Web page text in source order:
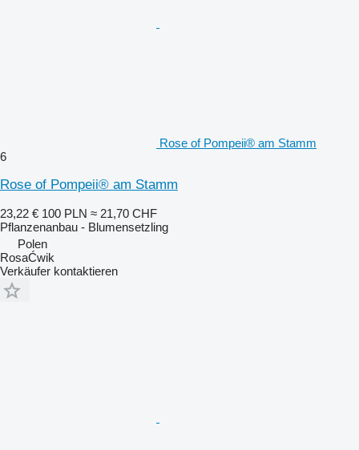
Rose of Pompeii® am Stamm
6
Rose of Pompeii® am Stamm
23,22 € 100 PLN ≈ 21,70 CHF
Pflanzenanbau - Blumensetzling
Polen
RosaĆwik
Verkäufer kontaktieren